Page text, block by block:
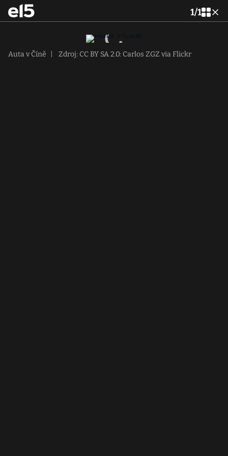
1/1
Auta v Číně Zdroj: CC BY SA 2.0: Carlos ZGZ via Flickr